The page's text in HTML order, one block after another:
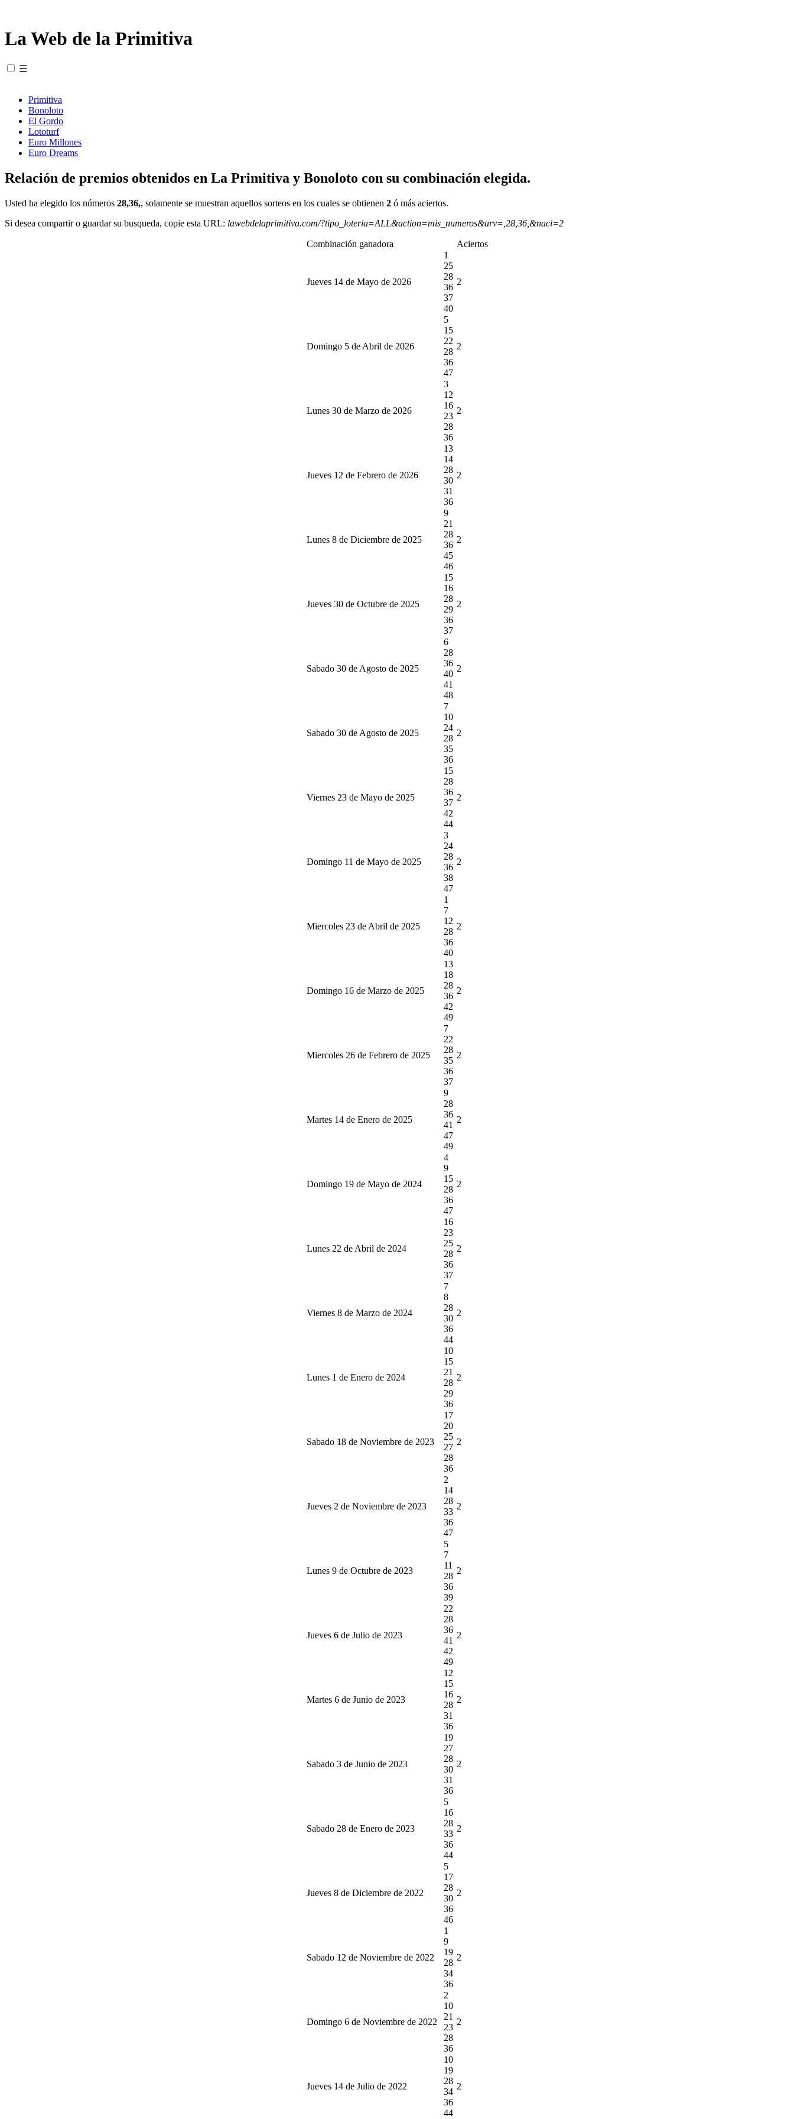
La Web de la Primitiva
☰
Primitiva
Bonoloto
El Gordo
Lototurf
Euro Millones
Euro Dreams
Relación de premios obtenidos en La Primitiva y Bonoloto con su combinación elegida.
Usted ha elegido los números 28,36,, solamente se muestran aquellos sorteos en los cuales se obtienen 2 ó más aciertos.
Si desea compartir o guardar su busqueda, copie esta URL: lawebdelaprimitiva.com/?tipo_loteria=ALL&action=mis_numeros&arv=,28,36,&naci=2
Combinación ganadora Aciertos
Jueves 14 de Mayo de 2026
1
25
28
36
37
40
2
Domingo 5 de Abril de 2026
5
15
22
28
36
47
2
Lunes 30 de Marzo de 2026
3
12
16
23
28
36
2
Jueves 12 de Febrero de 2026
13
14
28
30
31
36
2
Lunes 8 de Diciembre de 2025
9
21
28
36
45
46
2
Jueves 30 de Octubre de 2025
15
16
28
29
36
37
2
Sabado 30 de Agosto de 2025
6
28
36
40
41
48
2
Sabado 30 de Agosto de 2025
7
10
24
28
35
36
2
Viernes 23 de Mayo de 2025
15
28
36
37
42
44
2
Domingo 11 de Mayo de 2025
3
24
28
36
38
47
2
Miercoles 23 de Abril de 2025
1
7
12
28
36
40
2
Domingo 16 de Marzo de 2025
13
18
28
36
42
49
2
Miercoles 26 de Febrero de 2025
7
22
28
35
36
37
2
Martes 14 de Enero de 2025
9
28
36
41
47
49
2
Domingo 19 de Mayo de 2024
4
9
15
28
36
47
2
Lunes 22 de Abril de 2024
16
23
25
28
36
37
2
Viernes 8 de Marzo de 2024
7
8
28
30
36
44
2
Lunes 1 de Enero de 2024
10
15
21
28
29
36
2
Sabado 18 de Noviembre de 2023
17
20
25
27
28
36
2
Jueves 2 de Noviembre de 2023
2
14
28
33
36
47
2
Lunes 9 de Octubre de 2023
5
7
11
28
36
39
2
Jueves 6 de Julio de 2023
22
28
36
41
42
49
2
Martes 6 de Junio de 2023
12
15
16
28
31
36
2
Sabado 3 de Junio de 2023
19
27
28
30
31
36
2
Sabado 28 de Enero de 2023
5
16
28
33
36
44
2
Jueves 8 de Diciembre de 2022
5
17
28
30
36
46
2
Sabado 12 de Noviembre de 2022
1
9
19
28
34
36
2
Domingo 6 de Noviembre de 2022
2
10
21
23
28
36
2
Jueves 14 de Julio de 2022
10
19
28
34
36
44
2